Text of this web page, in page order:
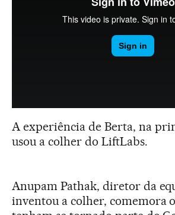
A experiência de Berta, na
usou a colher do LiftLabs.
Anupam Pathak, diretor da
inventou a colher, comemora